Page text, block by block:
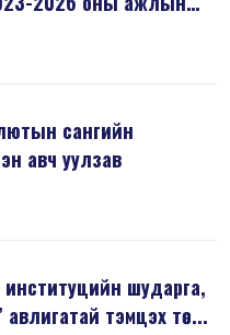
сангийн
авч уулзав
шударга,
тэмцэх төс...